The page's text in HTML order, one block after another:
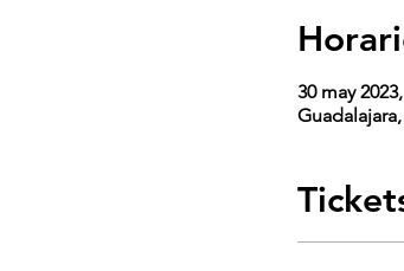
30 may